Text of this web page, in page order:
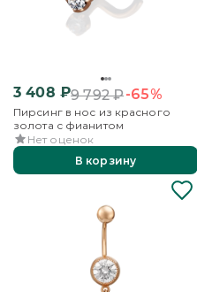
3 408 ₽9 792₽-65%
Пирсинг в нос из красного
золота с фианитом
Нет оценок
В корзину